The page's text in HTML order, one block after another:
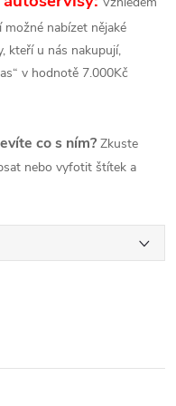
nabízet nějaké
kteří u nás nakupují,
v hodnotě 7.000Kč
co s ním? Zkuste
nebo vyfotit štítek a